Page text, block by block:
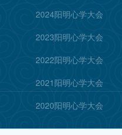
2024阳明心学大会
2023阳明心学大会
2022阳明心学大会
2021阳明心学大会
2020阳明心学大会